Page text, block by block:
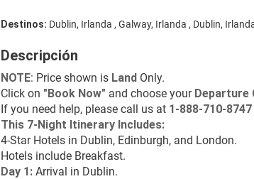
Destinos: Dublin, Irlanda , Galway, Irlanda , Dublin,
Descripción
NOTE: Price shown is Land Only.
Click on "Book Now" and choose your Departure
If you need help, please call us at 1-888-710-8747
This 7-Night Itinerary Includes:
4-Star Hotels in Dublin, Edinburgh, and London.
Hotels include Breakfast.
Day 1: Arrival in Dublin.